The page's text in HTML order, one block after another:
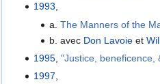
1993,
a. The Manners of the
b. avec Don Lavoieet
1995,"Justice, beneficence,
1997,